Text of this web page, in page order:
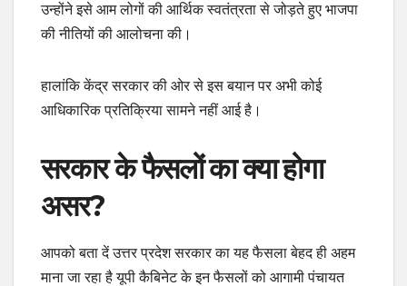
उन्होंने इसे आम लोगों की आर्थिक स्वतंत्रता से जोड़ते हुए भाजपा
की नीतियों की आलोचना की।
हालांकि केंद्र सरकार की ओर से इस बयान पर अभी कोई
आधिकारिक प्रतिक्रिया सामने नहीं आई है।
सरकार के फैसलों का क्या होगा
असर?
आपको बता दें उत्तर प्रदेश सरकार का यह फैसला बेहद ही अहम
माना जा रहा है यूपी कैबिनेट के इन फैसलों को आगामी पंचायत